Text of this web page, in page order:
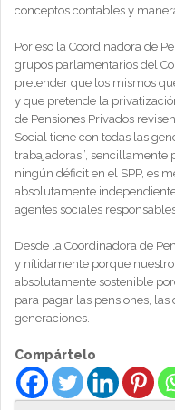
conceptos contables y
Por eso la Coordinadora de
grupos parlamentarios del
pretender que los mismos
y que pretende la
de Pensiones Privados
Social tiene con todas las
trabajadoras”, sencillamente
ningún déficit en el SPP, es
absolutamente
agentes sociales
Desde la Coordinadora de
y nítidamente porque
absolutamente sostenible
para pagar las pensiones,
generaciones.
Compártelo